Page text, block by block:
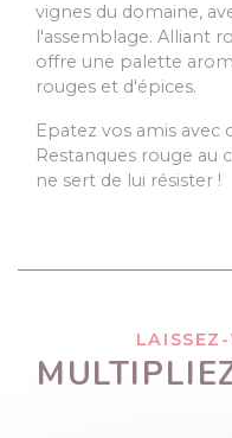
vignes du domaine,
l'assemblage. Alliant
offre une palette
rouges et d'épices.
Epatez vos amis
Restanques rouge au
ne sert de lui résister !